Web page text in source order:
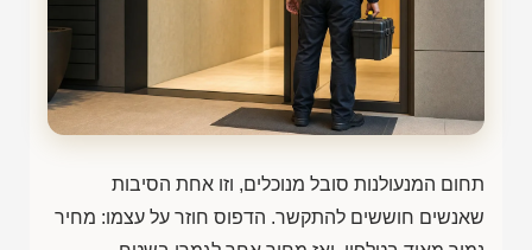
תחום המנעולנות סובל מנוכלים, וזו אחת הסיבות
שאנשים חוששים להתקשר. הדפוס חוזר על עצמו: מחיר